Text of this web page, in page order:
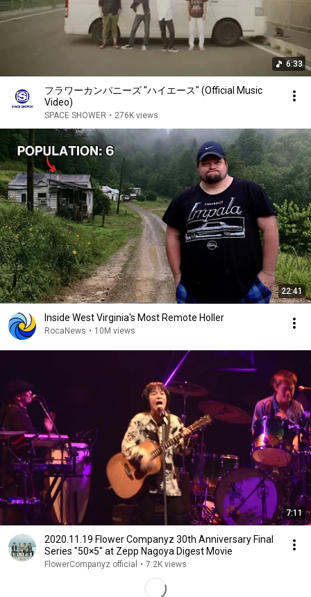
6:33
フラワーカンパニーズ "ハイエース" (Official Music
Video)
SPACE SHOWER • 276K views
22:41
Inside West Virginia's Most Remote Holler
RocaNews • 10M views
7:11
2020.11.19 Flower Companyz 30th Anniversary Final
Series "50×5" at Zepp Nagoya Digest Movie
FlowerCompanyz official • 7.2K views